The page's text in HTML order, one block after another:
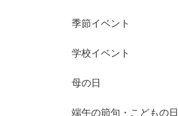
季節イベント
学校イベント
母の日
端午の節句・こどもの日